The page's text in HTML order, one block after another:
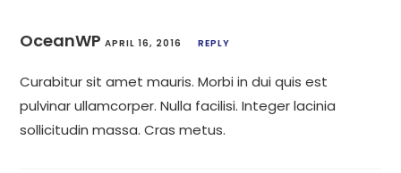
OceanWP APRIL 16, 2016 REPLY
Curabitur sit amet mauris. Morbi in dui quis est
pulvinar ullamcorper. Nulla facilisi. Integer lacinia
sollicitudin massa. Cras metus.